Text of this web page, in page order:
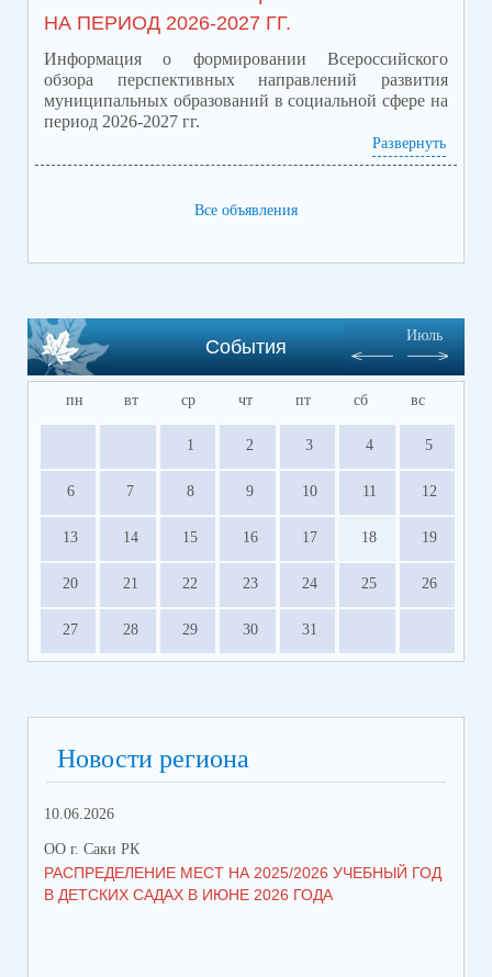
запланировано проведение
личного приема участников
СВО и членов их семей!
НА ПЕРИОД 2026-2027 ГГ.
Информация о формировании Всероссийского
обзора перспективных направлений развития
муниципальных образований в социальной сфере на
период 2026-2027 гг.
Приложение обзор перспектив.pdf(скачать)
Развернуть
Все объявления
События
Июль
пн вт ср чт пт сб вс
1 2 3 4 5
6 7 8 9 10 11 12
13 14 15 16 17 18 19
20 21 22 23 24 25 26
27 28 29 30 31
Новости региона
10.06.2026
ОО г. Саки РК
РАСПРЕДЕЛЕНИЕ МЕСТ НА 2025/2026 УЧЕБНЫЙ ГОД
В ДЕТСКИХ САДАХ В ИЮНЕ 2026 ГОДА